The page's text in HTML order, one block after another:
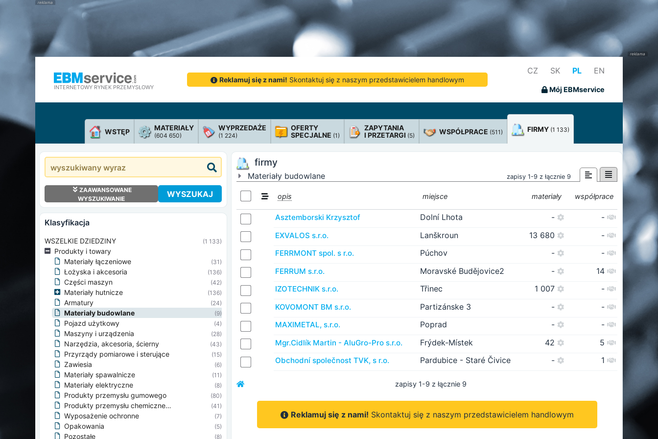
INTERNETOWY RYNEK PRZEMYSŁOWY
Reklamuj się z nami! Skontaktuj się z naszym przedstawicielem handlowym
CZ SK PL EN
Mój EBMservice
WSTĘP MATERIAŁY
(604 650)
WYPRZEDAŻE
(1 224)
OFERTY
SPECJALNE (1)
ZAPYTANIA
I PRZETARGI (5) WSPÓŁPRACE (511) FIRMY (1 133)
ZAAWANSOWANE
WYSZUKIWANIE
WYSZUKAJ
klasyfikacja
WSZELKIE DZIEDZINY (1 133)
Produkty i towary
Materiały łączeniowe
(31)
Łożyska i akcesoria (136)
Części maszyn (42)
Materiały hutnicze (136)
Armatury (24)
Materiały budowlane (9)
Pojazd użytkowy (4)
Maszyny i urządzenia (28)
Narzędzia, akcesoria, ścierny (43)
Przyrządy pomiarowe i sterujące (15)
Zawiesia (6)
Materiały spawalnicze (11)
Materiały elektryczne (8)
Produkty przemysłu gumowego (80)
Produkty przemysłu chemicznego (41)
Wyposażenie ochronne (7)
Opakowania (5)
Pozostałe (8)
firmy
Materiały budowlane zapisy 1-9 z łącznie 9
opis miejsce materiały współprace
Asztemborski Krzysztof Dolní Lhota - -
EXVALOS s.r.o. Lanškroun 13 680 -
FERRMONT spol. s r.o. Púchov - -
FERRUM s.r.o. Moravské Budějovice2 - 14
IZOTECHNIK s.r.o. Třinec 1 007 -
KOVOMONT BM s.r.o. Partizánske 3 - -
MAXIMETAL, s.r.o. Poprad - -
Mgr.Cidlík Martin - AluGro-Pro s.r.o. Frýdek-Místek 42 5
Obchodní společnost TVK, s r.o. Pardubice - Staré Čivice - 1
zapisy 1-9 z łącznie 9
Reklamuj się z nami! Skontaktuj się z naszym przedstawicielem handlowym